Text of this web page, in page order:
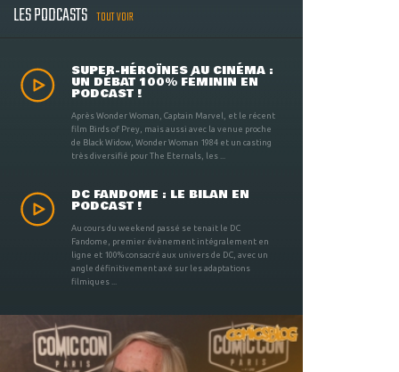
LES PODCASTS TOUT VOIR
SUPER-HÉROÏNES AU CINÉMA :
UN DÉBAT 100% FÉMININ EN
PODCAST !
Après Wonder Woman, Captain Marvel, et le récent
film Birds of Prey, mais aussi avec la venue proche
de Black Widow, Wonder Woman 1984 et un casting
très diversifié pour The Eternals, les ...
DC FANDOME : LE BILAN EN
PODCAST !
Au cours du weekend passé se tenait le DC
Fandome, premier évènement intégralement en
ligne et 100% consacré aux univers de DC, avec un
angle définitivement axé sur les adaptations
filmiques ...